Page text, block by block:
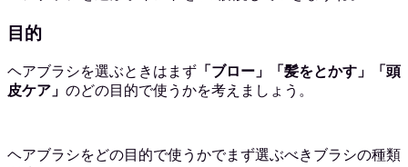
目的
ヘアブラシを選ぶときはまず 「ブロー」「髪をとかす」「頭
皮ケア」 のどの目的で使うかを考えましょう。
ヘアブラシをどの目的で使うかでまず選ぶべきブラシの種類